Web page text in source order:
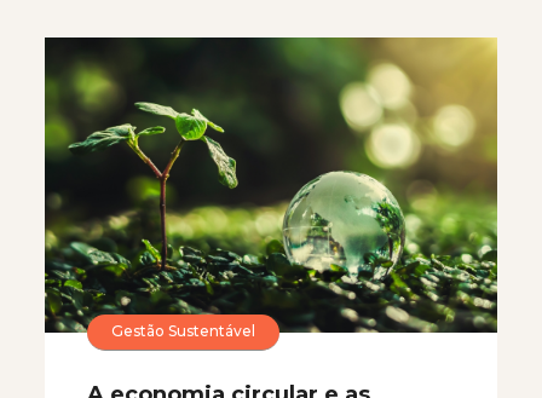
Gestão Sustentável